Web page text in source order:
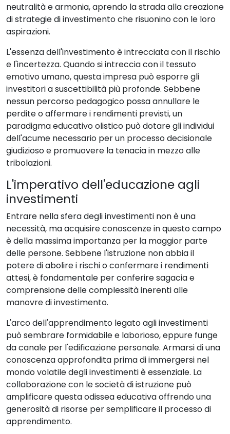
neutralità e armonia, aprendo la strada alla creazione
di strategie di investimento che risuonino con le loro
aspirazioni.
L'essenza dell'investimento è intrecciata con il rischio
e l'incertezza. Quando si intreccia con il tessuto
emotivo umano, questa impresa può esporre gli
investitori a suscettibilità più profonde. Sebbene
nessun percorso pedagogico possa annullare le
perdite o affermare i rendimenti previsti, un
paradigma educativo olistico può dotare gli individui
dell'acume necessario per un processo decisionale
giudizioso e promuovere la tenacia in mezzo alle
tribolazioni.
L'imperativo dell'educazione agli
investimenti
Entrare nella sfera degli investimenti non è una
necessità, ma acquisire conoscenze in questo campo
è della massima importanza per la maggior parte
delle persone. Sebbene l'istruzione non abbia il
potere di abolire i rischi o confermare i rendimenti
attesi, è fondamentale per conferire sagacia e
comprensione delle complessità inerenti alle
manovre di investimento.
L'arco dell'apprendimento legato agli investimenti
può sembrare formidabile e laborioso, eppure funge
da canale per l'edificazione personale. Armarsi di una
conoscenza approfondita prima di immergersi nel
mondo volatile degli investimenti è essenziale. La
collaborazione con le società di istruzione può
amplificare questa odissea educativa offrendo una
generosità di risorse per semplificare il processo di
apprendimento.